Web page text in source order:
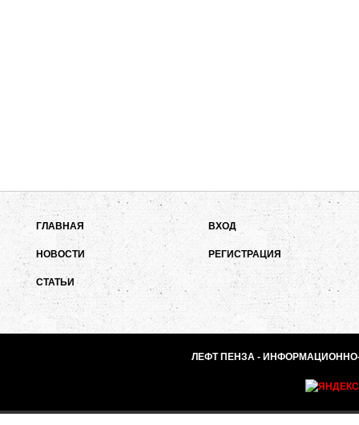
ГЛАВНАЯ
НОВОСТИ
СТАТЬИ
ВХОД
РЕГИСТРАЦИЯ
ЛЕФТ ПЕНЗА - ИНФОРМАЦИОННО-